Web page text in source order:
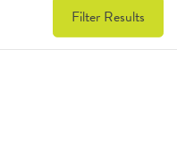
Filter Results